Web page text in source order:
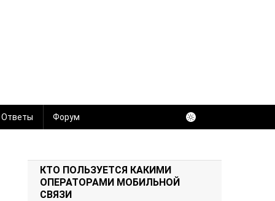
Форум
КТО ПОЛЬЗУЕТСЯ КАКИМИ
ОПЕРАТОРАМИ МОБИЛЬНОЙ
СВЯЗИ